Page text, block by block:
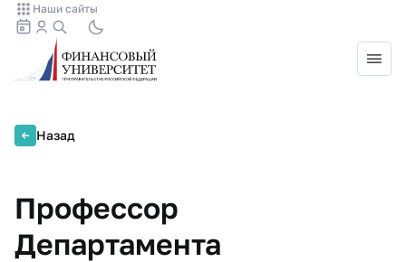
Наши сайты
Назад
Профессор
Департамента